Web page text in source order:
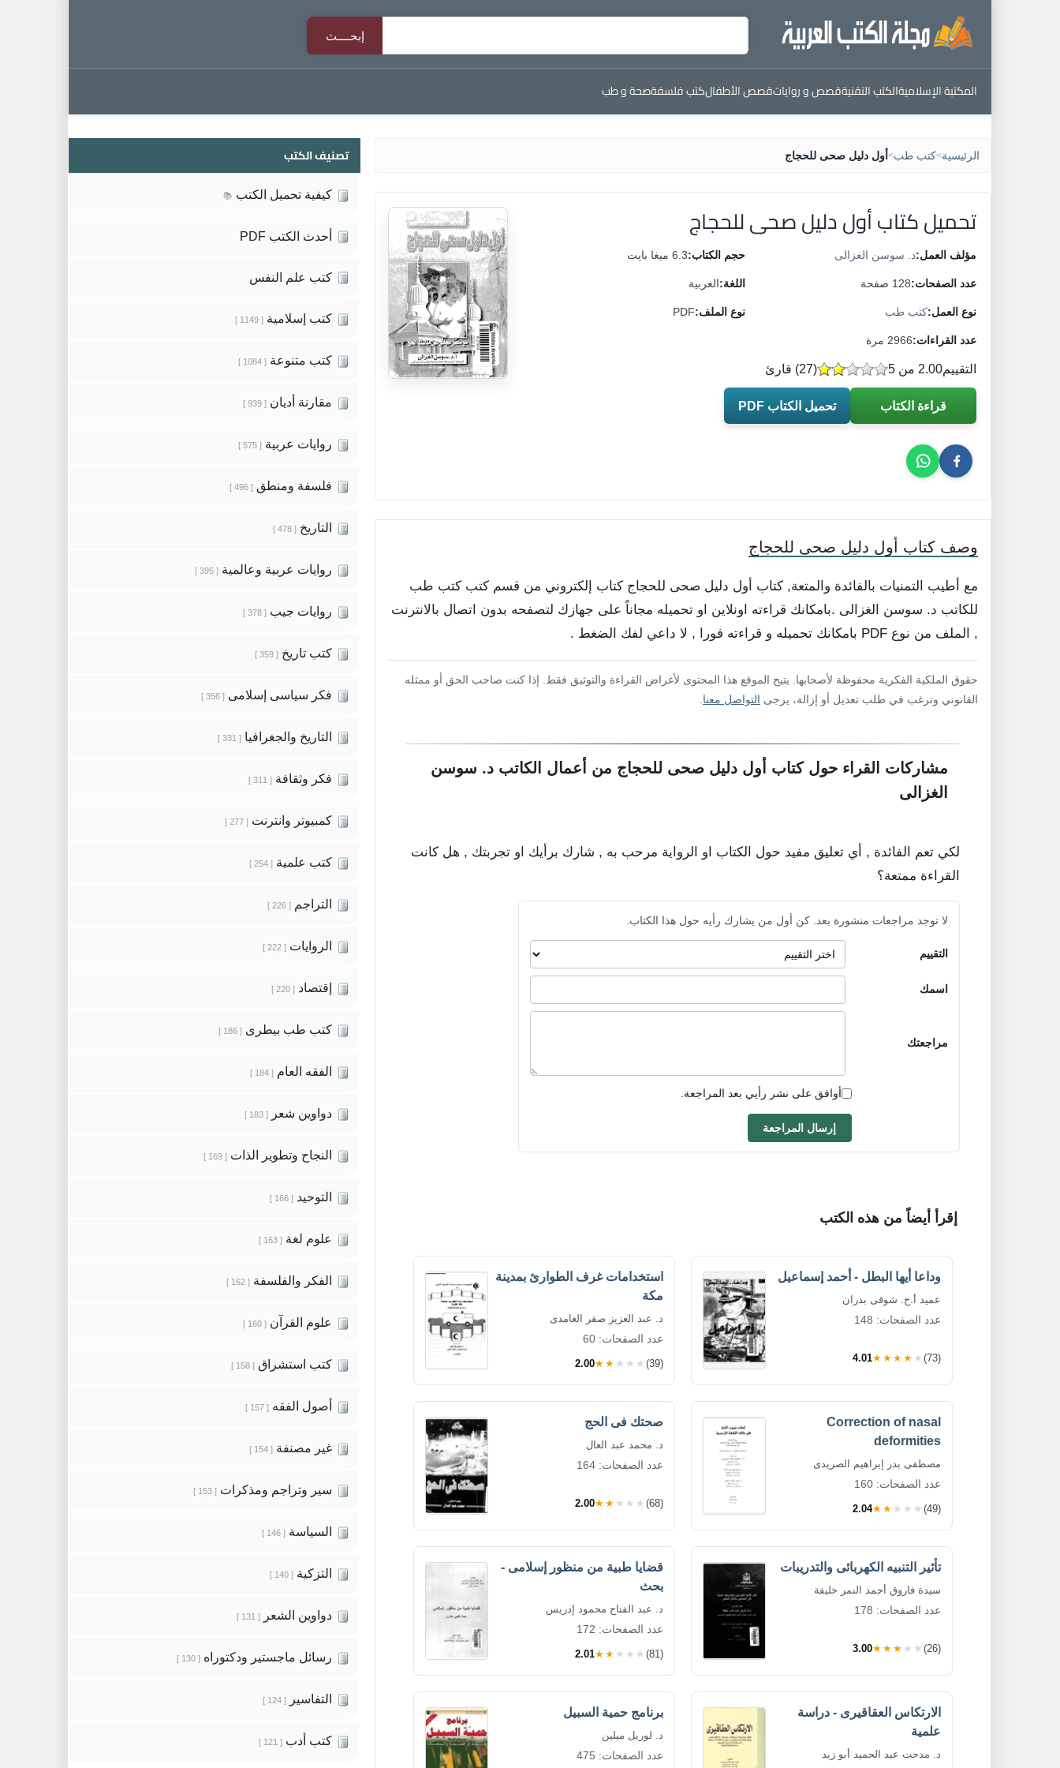
المكتبة الإسلاميةالكتب التقنيةقصص و رواياتقصص الأطفالكتب فلسفةصحة و طب
الرئيسية>كتب طب> أول دليل صحى للحجاج
تحميل كتاب أول دليل صحى للحجاج
مؤلف العمل:د. سوسن الغزالى حجم الكتاب:6.3 ميغا بايت
عدد الصفحات:128 صفحة اللغة:العربية
نوع العمل:كتب طب نوع الملف:PDF
عدد القراءات:2966 مرة
التقييم (
27) قارئ 2.00 من 5
قراءة الكتاب تحميل الكتاب PDF
وصف كتاب أول دليل صحى للحجاج
مع أطيب التمنيات بالفائدة والمتعة, كتاب أول دليل صحى للحجاج كتاب إلكتروني من قسم كتب كتب طب
للكاتب د. سوسن الغزالى .بامكانك قراءته اونلاين او تحميله مجاناً على جهازك لتصفحه بدون اتصال بالانترنت
, الملف من نوع PDF بامكانك تحميله و قراءته فورا , لا داعي لفك الضغط .
حقوق الملكية الفكرية محفوظة لأصحابها. يتيح الموقع هذا المحتوى لأغراض القراءة والتوثيق فقط. إذا كنت صاحب الحق أو ممثله
القانوني وترغب في طلب تعديل أو إزالة، يرجى التواصل معنا
مشاركات القراء حول كتاب أول دليل صحى للحجاج من أعمال الكاتب د. سوسن
الغزالى
لكي تعم الفائدة , أي تعليق مفيد حول الكتاب او الرواية مرحب به , شارك برأيك او تجربتك , هل كانت
القراءة ممتعة؟
لا توجد مراجعات منشورة بعد. كن أول من يشارك رأيه حول هذا الكتاب.
التقييم
اسمك
مراجعتك
أوافق على نشر رأيي بعد المراجعة.
إرسال المراجعة
إقرأ أيضاً من هذه الكتب
وداعا أيها البطل - أحمد إسماعيل
عميد أ.ح. شوقى بدران
عدد الصفحات: 148
4.01★★★★★ (73)
استخدامات غرف الطوارئ بمدينة
مكة
د. عبد العزيز صقر الغامدى
عدد الصفحات: 60
2.00★★★★★ (39)
Correction of nasal
deformities
مصطفى بدر إبراهيم الصريدى
عدد الصفحات: 160
2.04★★★★★ (49)
صحتك فى الحج
د. محمد عبد العال
عدد الصفحات: 164
2.00★★★★★ (68)
تأثير التنبيه الكهربائى والتدريبات
سيدة فاروق أحمد النمر خليفة
عدد الصفحات: 178
3.00★★★★★ (26)
قضايا طبية من منظور إسلامى -
بحث
د. عبد الفتاح محمود إدريس
عدد الصفحات: 172
2.01★★★★★ (81)
الارتكاس العقاقيرى - دراسة
علمية
د. مدحت عبد الحميد أبو زيد
برنامج حمية السبيل
د. لوريل ميلين
عدد الصفحات: 475
تصنيف الكتب
كيفية تحميل الكتب 📚
أحدث الكتب PDF
كتب علم النفس
كتب إسلامية [ 1149 ]
كتب متنوعة [ 1084 ]
مقارنة أديان [ 939 ]
روايات عربية [ 575 ]
فلسفة ومنطق [ 496 ]
التاريخ [ 478 ]
روايات عربية وعالمية [ 395 ]
روايات جيب [ 378 ]
كتب تاريخ [ 359 ]
فكر سياسى إسلامى [ 356 ]
التاريخ والجغرافيا [ 331 ]
فكر وثقافة [ 311 ]
كمبيوتر وانترنت [ 277 ]
كتب علمية [ 254 ]
التراجم [ 226 ]
الروايات [ 222 ]
إقتصاد [ 220 ]
كتب طب بيطرى [ 186 ]
الفقه العام [ 184 ]
دواوين شعر [ 183 ]
النجاح وتطوير الذات [ 169 ]
التوحيد [ 166 ]
علوم لغة [ 163 ]
الفكر والفلسفة [ 162 ]
علوم القرآن [ 160 ]
كتب استشراق [ 158 ]
أصول الفقه [ 157 ]
غير مصنفة [ 154 ]
سير وتراجم ومذكرات [ 153 ]
السياسة [ 146 ]
التزكية [ 140 ]
دواوين الشعر [ 131 ]
رسائل ماجستير ودكتوراه [ 130 ]
التفاسير [ 124 ]
كتب أدب [ 121 ]